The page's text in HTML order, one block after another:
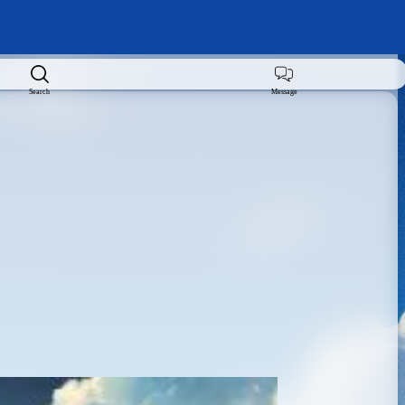
Search Message